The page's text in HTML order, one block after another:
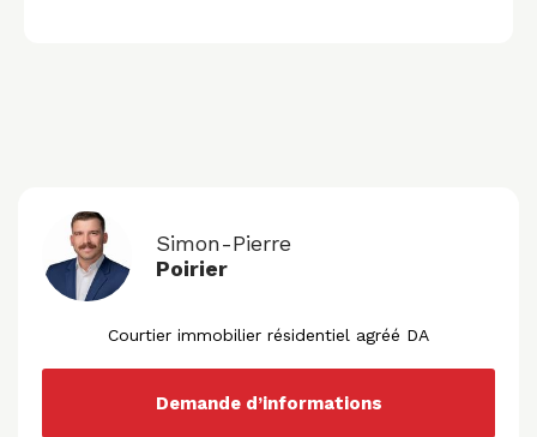
Simon-Pierre
Poirier
Courtier immobilier résidentiel agréé DA
Demande d’informations